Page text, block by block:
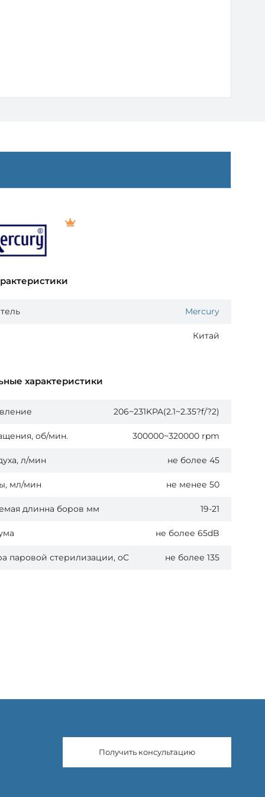
Mercury
Китай
характеристики
206~231KPA(2.1~2.35?f/?2)
об/мин. 300000~320000 rpm
л/мин не более 45
мл/мин не менее 50
длинна боров мм 19-21
не более 65dB
паровой стерилизации, oС не более 135
Получить консультацию